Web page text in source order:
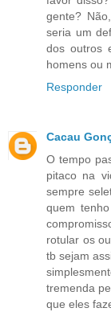
gente?
seria um
dos outros
homens ou
Responder
Cacau
O tempo
pitaco na
sempre
quem
rotular os
tb sejam
tremenda
que eles